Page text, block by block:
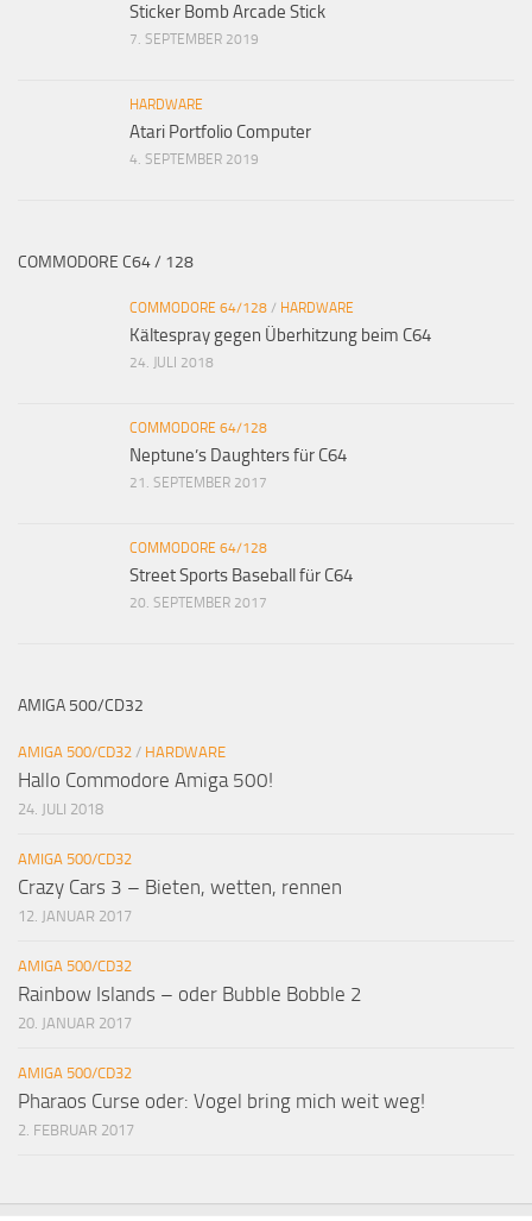
Sticker Bomb Arcade Stick
7. SEPTEMBER 2019
HARDWARE
Atari Portfolio Computer
4. SEPTEMBER 2019
COMMODORE C64 / 128
COMMODORE 64/128 / HARDWARE
Kältespray gegen Überhitzung beim C64
24. JULI 2018
COMMODORE 64/128
Neptune’s Daughters für C64
21. SEPTEMBER 2017
COMMODORE 64/128
Street Sports Baseball für C64
20. SEPTEMBER 2017
AMIGA 500/CD32
AMIGA 500/CD32 / HARDWARE
Hallo Commodore Amiga 500!
24. JULI 2018
AMIGA 500/CD32
Crazy Cars 3 – Bieten, wetten, rennen
12. JANUAR 2017
AMIGA 500/CD32
Rainbow Islands – oder Bubble Bobble 2
20. JANUAR 2017
AMIGA 500/CD32
Pharaos Curse oder: Vogel bring mich weit weg!
2. FEBRUAR 2017